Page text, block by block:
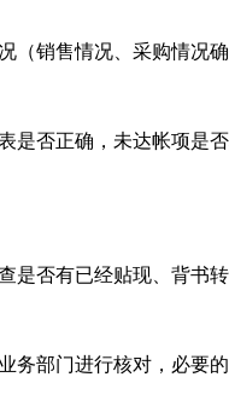
销售情况、采购情况
否正确，未达帐项是否
否有已经贴现、背书
部门进行核对，必